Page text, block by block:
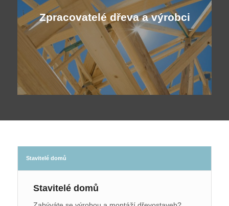
Zpracovatelé dřeva a výrobci
Stavitelé domů
Stavitelé domů